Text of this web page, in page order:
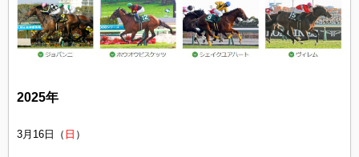
2025年
3月16日（ 日 ）